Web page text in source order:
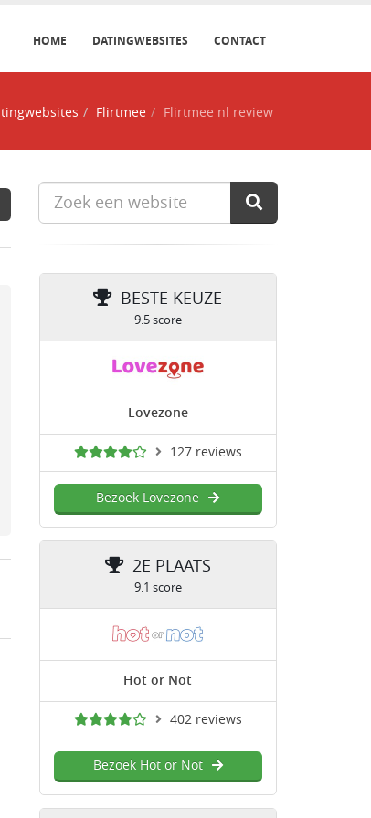
HOME DATINGWEBSITES CONTACT
Flirtmee Flirtmee nl review
BESTE KEUZE
9.5 score
Lovezone
127 reviews
Bezoek Lovezone
2E PLAATS
9.1 score
Hot or Not
402 reviews
Bezoek Hot or Not